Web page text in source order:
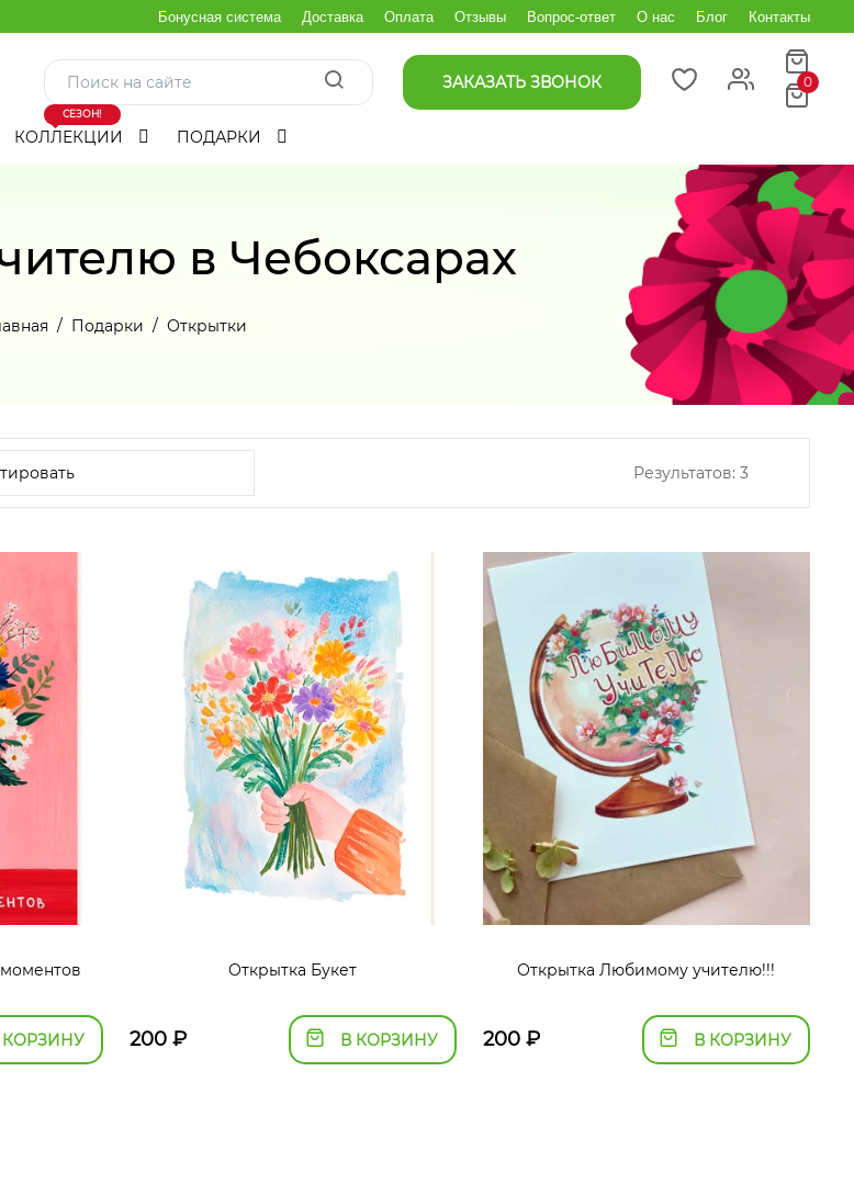
Бонусная система Доставка Оплата Отзывы Вопрос-ответ О нас Блог Контакты
ЗАКАЗАТЬ ЗВОНОК 0
КОЛЛЕКЦИИ
СЕЗОН!
ПОДАРКИ
в Чебоксарах
Подарки Открытки
Результатов: 3
КОРЗИНУ
Открытка Букет
200₽ В КОРЗИНУ
Открытка Любимому учителю!!!
200₽ В КОРЗИНУ